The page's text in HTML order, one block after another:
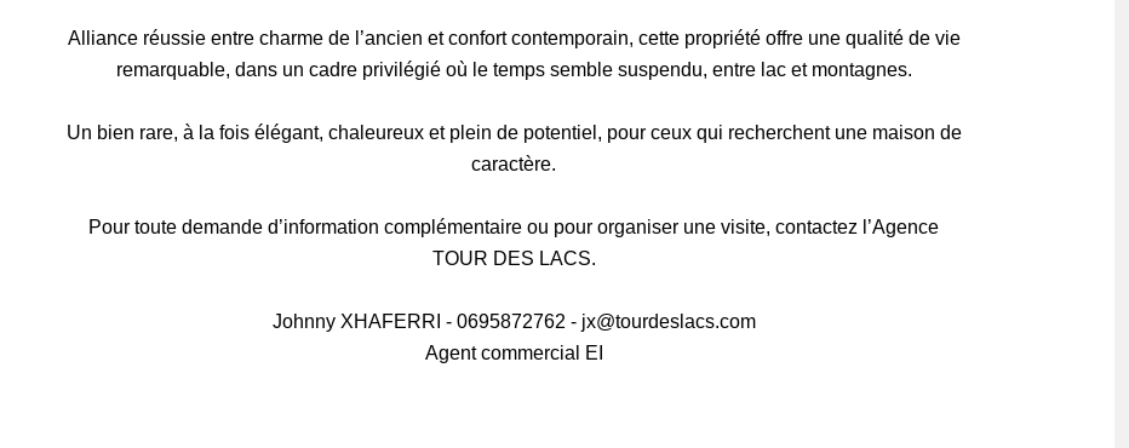
Alliance réussie entre charme de l’ancien et confort contemporain, cette propriété offre une qualité de vie
remarquable, dans un cadre privilégié où le temps semble suspendu, entre lac et montagnes.
Un bien rare, à la fois élégant, chaleureux et plein de potentiel, pour ceux qui recherchent une maison de
caractère.
Pour toute demande d’information complémentaire ou pour organiser une visite, contactez l’Agence
TOUR DES LACS.
Johnny XHAFERRI - 0695872762 - jx@tourdeslacs.com
Agent commercial EI